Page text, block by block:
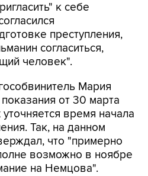
к себе
преступления,
согласиться,
человек".
Мария
от 30 марта
время начала
Так, на данном
что "примерно
возможно в ноябре
на Немцова".